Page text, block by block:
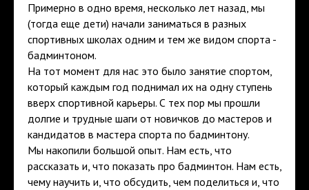
Примерно в одно время, несколько лет назад, мы
(тогда еще дети) начали заниматься в разных
спортивных школах одним и тем же видом спорта -
бадминтоном.
На тот момент для нас это было занятие спортом,
который каждым год поднимал их на одну ступень
вверх спортивной карьеры. С тех пор мы прошли
долгие и трудные шаги от новичков до мастеров и
кандидатов в мастера спорта по бадминтону.
Мы накопили большой опыт. Нам есть, что
рассказать и, что показать про бадминтон. Нам есть,
чему научить и, что обсудить, чем поделиться и, что